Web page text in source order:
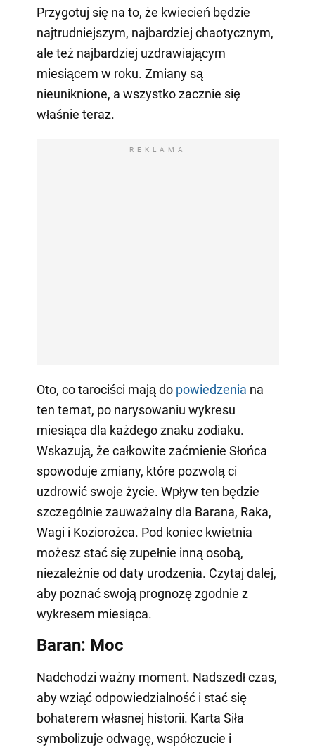
Przygotuj się na to, że kwiecień będzie
najtrudniejszym, najbardziej chaotycznym,
ale też najbardziej uzdrawiającym
miesiącem w roku. Zmiany są
nieuniknione, a wszystko zacznie się
właśnie teraz.
REKLAMA
Oto, co tarociści mają do powiedzenia na
ten temat, po narysowaniu wykresu
miesiąca dla każdego znaku zodiaku.
Wskazują, że całkowite zaćmienie Słońca
spowoduje zmiany, które pozwolą ci
uzdrowić swoje życie. Wpływ ten będzie
szczególnie zauważalny dla Barana, Raka,
Wagi i Koziorożca. Pod koniec kwietnia
możesz stać się zupełnie inną osobą,
niezależnie od daty urodzenia. Czytaj dalej,
aby poznać swoją prognozę zgodnie z
wykresem miesiąca.
Baran: Moc
Nadchodzi ważny moment. Nadszedł czas,
aby wziąć odpowiedzialność i stać się
bohaterem własnej historii. Karta Siła
symbolizuje odwagę, współczucie i